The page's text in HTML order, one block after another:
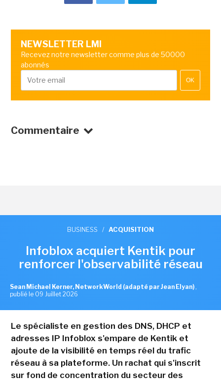
NEWSLETTER LMI
Recevez notre newsletter comme plus de 50000
abonnés
OK
Commentaire
BUSINESS / ACQUISITION
Infoblox acquiert Kentik pour
renforcer l'observabilité réseau
Sean Michael Kerner, NetworkWorld (adapté par Jean Elyan) ,
publié le 09 Juillet 2026
Le spécialiste en gestion des DNS, DHCP et
adresses IP Infoblox s'empare de Kentik et
ajoute de la visibilité en temps réel du trafic
réseau à sa plateforme. Un rachat qui s'inscrit
sur fond de concentration du secteur des